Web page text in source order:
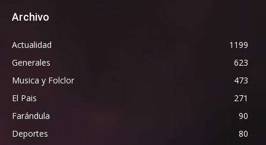
Archivo
Actualidad
1199
Generales
623
Musica y Folclor
473
El Pais
271
Farándula
90
Deportes
80